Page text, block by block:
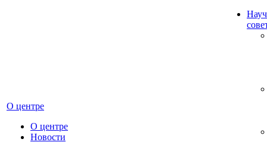
О центре
О центре
Новости